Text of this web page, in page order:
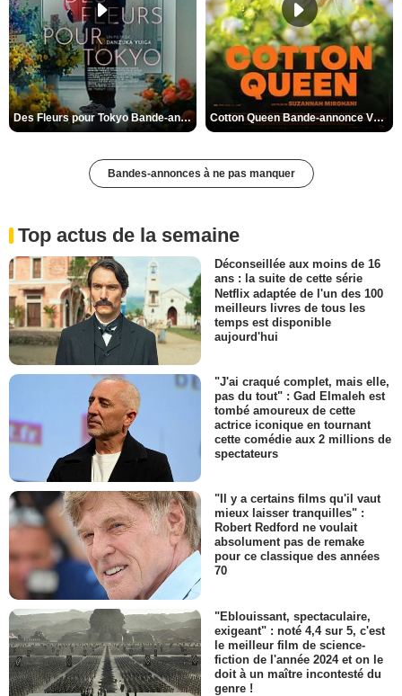
Des Fleurs pour Tokyo Bande-annonce VO STFR Cotton Queen Bande-annonce VO STFR
Bandes-annonces à ne pas manquer
Top actus de la semaine
Déconseillée aux moins de 16
ans : la suite de cette série
Netflix adaptée de l'un des 100
meilleurs livres de tous les
temps est disponible
aujourd'hui
"J'ai craqué complet, mais elle,
pas du tout" : Gad Elmaleh est
tombé amoureux de cette
actrice iconique en tournant
cette comédie aux 2 millions de
spectateurs
"Il y a certains films qu'il vaut
mieux laisser tranquilles" :
Robert Redford ne voulait
absolument pas de remake
pour ce classique des années
70
"Eblouissant, spectaculaire,
exigeant" : noté 4,4 sur 5, c'est
le meilleur film de science-
fiction de l'année 2024 et on le
doit à un maître incontesté du
genre !